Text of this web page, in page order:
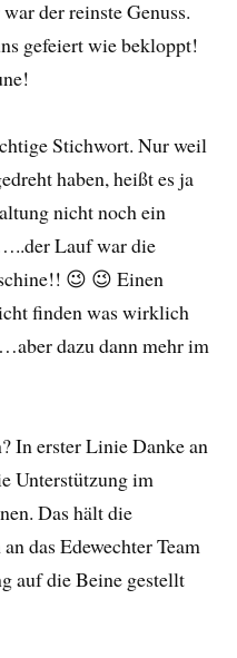
der reinste Genuss.
gefeiert wie bekloppt!
Stichwort. Nur weil
haben, heißt es ja
nicht noch ein
Lauf war die
😉 😉 Einen
finden was wirklich
dazu dann mehr im
In erster Linie Danke an
Unterstützung im
Das hält die
das Edewechter Team
auf die Beine gestellt